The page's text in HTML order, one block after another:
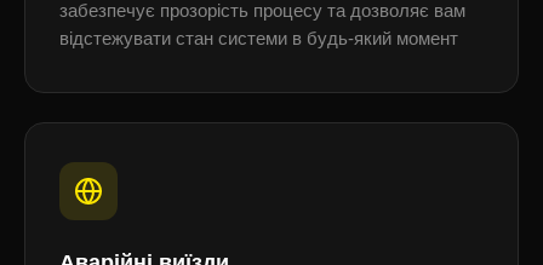
забезпечує прозорість процесу та дозволяє вам
відстежувати стан системи в будь-який момент